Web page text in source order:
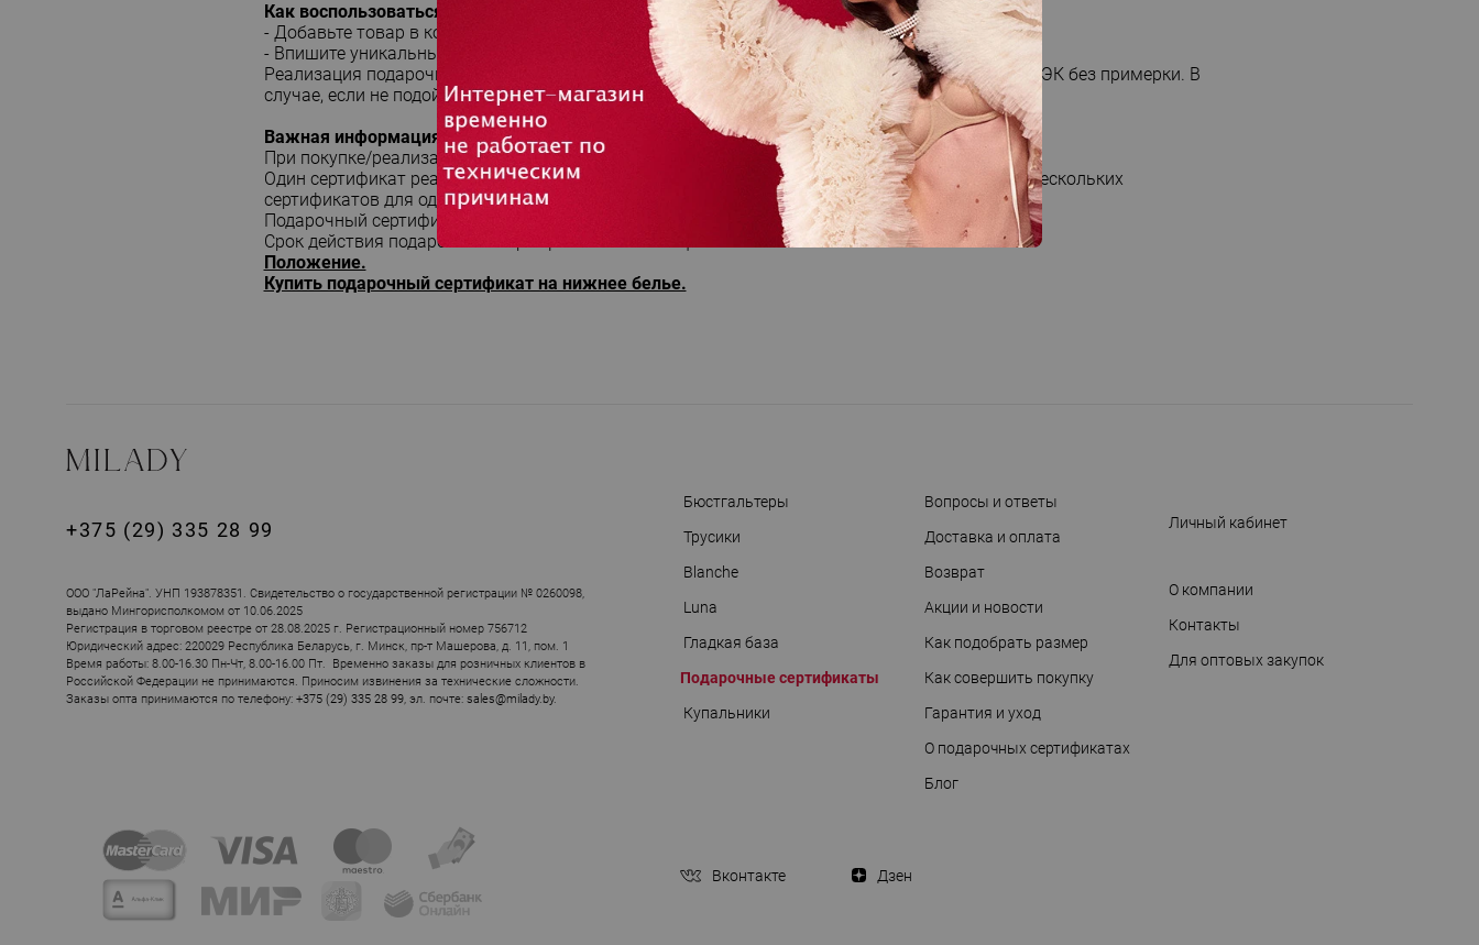
Как воспользоваться подарочным сертификатом?
- Добавьте товар в корзину.
- Впишите уникальный код сертификата в поле «Промокоды/Подарочные сертификаты».
Реализация подарочного сертификата возможна при выборе типа доставки пункт выдачи СДЭК без примерки. В
случае, если не подойдет размер у нас действуютобмен и возврат.
Важная информация
При покупке/реализации подарочного сертификата не действуют промокоды.
Один сертификат реализуется для одного заказа. Не допускается суммирование номиналов нескольких
сертификатов для одного заказа.
Подарочный сертификат считается недействительным по окончании срока действия.
Срок действия подарочного сертификата – 3 месяца.
Положение.
Купить подарочный сертификат на нижнее белье.
+375 (29) 335 28 99
ООО "ЛаРейна". УНП 193878351. Свидетельство о государственной регистрации № 0260098,
выдано Мингорисполкомом от 10.06.2025
Регистрация в торговом реестре от 28.08.2025 г. Регистрационный номер 756712
Юридический адрес: 220029 Республика Беларусь, г. Минск, пр-т Машерова, д. 11, пом. 1
Время работы: 8.00-16.30 Пн-Чт, 8.00-16.00 Пт. Временно заказы для розничных клиентов в
Российской Федерации не принимаются. Приносим извинения за технические сложности.
Заказы опта принимаются по телефону: +375 (29) 335 28 99, эл. почте: sales@milady.by.
Бюстгальтеры
Трусики
Blanche
Luna
Гладкая база
Подарочные сертификаты
Купальники
Вопросы и ответы
Доставка и оплата
Возврат
Акции и новости
Как подобрать размер
Как совершить покупку
Гарантия и уход
О подарочных сертификатах
Блог
Личный кабинет
О компании
Контакты
Для оптовых закупок
Вконтакте Дзен